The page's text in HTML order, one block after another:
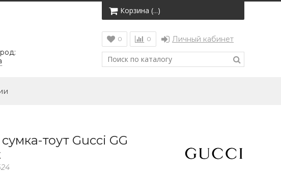
Корзина (…)
0 0 Личный кабинет
тоут Gucci GG